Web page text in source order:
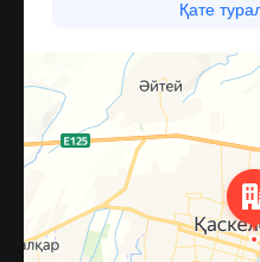
Улица Барибаева, 60 —